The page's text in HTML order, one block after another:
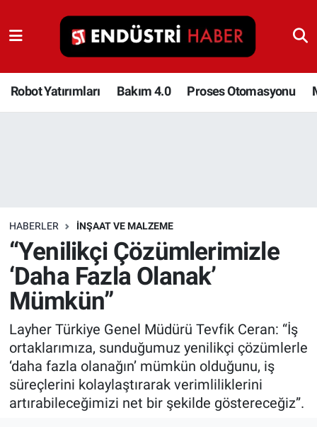
Robot Yatırımları Bakım 4.0 Proses Otomasyonu
HABERLER İNŞAAT VE MALZEME
“Yenilikçi Çözümlerimizle
‘Daha Fazla Olanak’
Mümkün”
Layher Türkiye Genel Müdürü Tevfik Ceran: “İş
ortaklarımıza, sunduğumuz yenilikçi çözümlerle
‘daha fazla olanağın’ mümkün olduğunu, iş
süreçlerini kolaylaştırarak verimliliklerini
artırabileceğimizi net bir şekilde göstereceğiz”.
Robot Yatırımları
Bakım 4.0
Depolama Çözümleri
İnşaat ve Malzeme
HaberOrtak
EndüstriST
Enerjisini Üreten Fabrikalar
Endüstri 4.0 Uygulamaları